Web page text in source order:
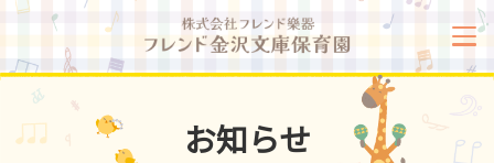
お知らせ